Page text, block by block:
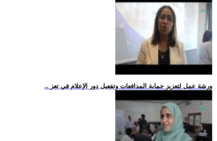
.. ورشة عمل لتعزيز حماية المدافعات وتفعيل دور الإعلام في تعز